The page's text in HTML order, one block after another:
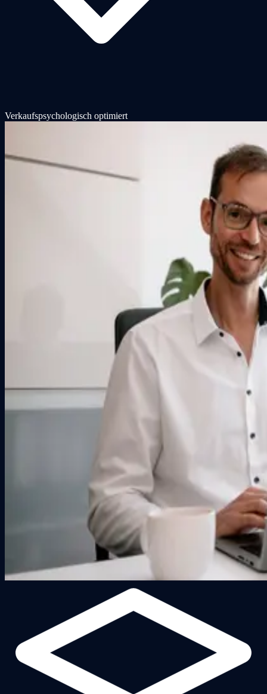
Verkaufspsychologisch optimiert